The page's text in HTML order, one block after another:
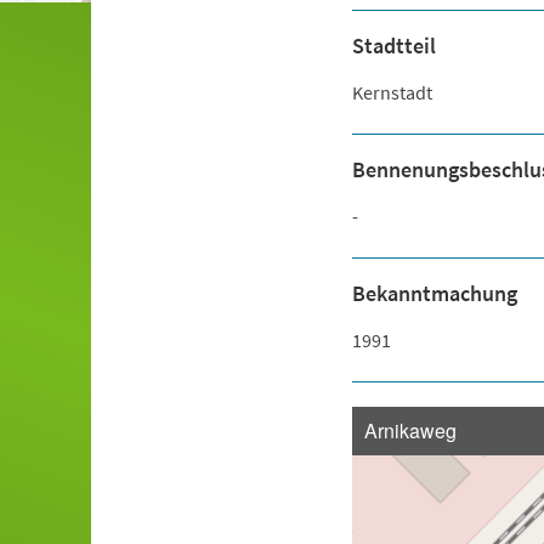
Stadtteil
Kernstadt
-
Bekanntmachung
1991
Arnikaweg